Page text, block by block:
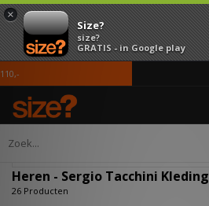
×
Size?
size?
GRATIS - in Google play
Home Heren
Heren - Sergio Tacchini Kleding
26 Producten